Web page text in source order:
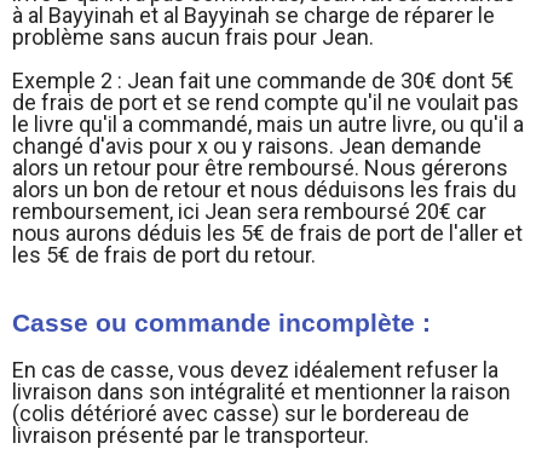
à al Bayyinah et al Bayyinah se charge de réparer le
problème sans aucun frais pour Jean.
Exemple 2 : Jean fait une commande de 30€ dont 5€
de frais de port et se rend compte qu'il ne voulait pas
le livre qu'il a commandé, mais un autre livre, ou qu'il a
changé d'avis pour x ou y raisons. Jean demande
alors un retour pour être remboursé. Nous gérerons
alors un bon de retour et nous déduisons les frais du
remboursement, ici Jean sera remboursé 20€ car
nous aurons déduis les 5€ de frais de port de l'aller et
les 5€ de frais de port du retour.
Casse ou commande incomplète :
En cas de casse, vous devez idéalement refuser la
livraison dans son intégralité et mentionner la raison
(colis détérioré avec casse) sur le bordereau de
livraison présenté par le transporteur.